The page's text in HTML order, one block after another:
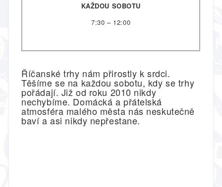
KAŽDOU SOBOTU
7:30 – 12:00
Říčanské trhy nám přirostly k srdci.
Těšíme se na každou sobotu, kdy se trhy
pořádají. Již od roku 2010 nikdy
nechybíme. Domácká a přátelská
atmosféra malého města nás neskutečně
baví a asi nikdy nepřestane.